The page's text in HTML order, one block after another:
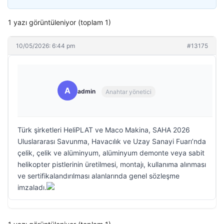
1 yazı görüntüleniyor (toplam 1)
10/05/2026: 6:44 pm #13175
A admin Anahtar yönetici
Türk şirketleri HeliPLAT ve Maco Makina, SAHA 2026
Uluslararası Savunma, Havacılık ve Uzay Sanayi Fuarı’nda
çelik, çelik ve alüminyum, alüminyum demonte veya sabit
helikopter pistlerinin üretilmesi, montajı, kullanıma alınması
ve sertifikalandırılması alanlarında genel sözleşme
imzaladı.